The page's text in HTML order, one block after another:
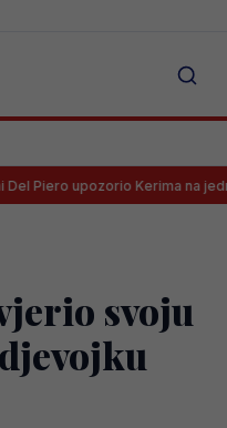
upozorio Kerima na jednu stvar
svoju